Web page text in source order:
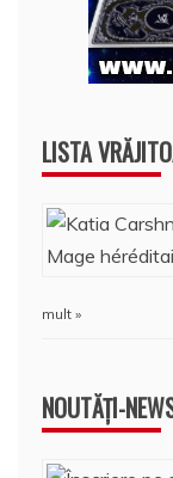
LISTA
mult »
NOUTĂȚI-